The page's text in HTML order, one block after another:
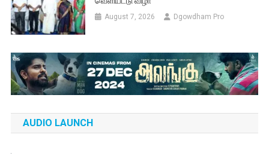
August 7, 2026 Dgowdham Pro
AUDIO LAUNCH